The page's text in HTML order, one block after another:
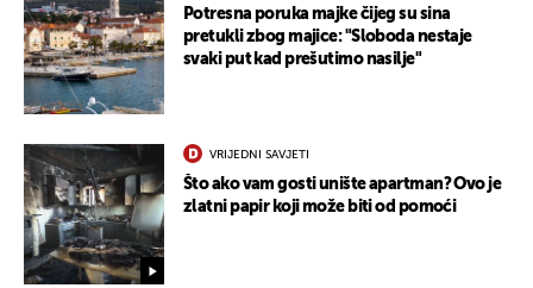
Potresna poruka majke čijeg su sina
pretukli zbog majice: "Sloboda nestaje
svaki put kad prešutimo nasilje"
VRIJEDNI SAVJETI
Što ako vam gosti unište apartman? Ovo je
zlatni papir koji može biti od pomoći